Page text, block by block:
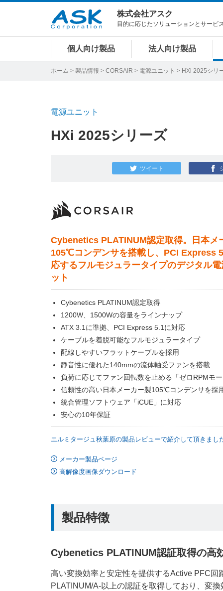
株式会社アスク
目的に応じたソリューションとサービ
個人向け製品 法人向け製品
ホーム > 製品情報 > CORSAIR > 電源ユニット > HXi 2025シリ
電源ユニット
HXi 2025シリーズ
ツイート
Cybenetics PLATINUM認定取得。日本メ
105℃コンデンサを搭載し、PCI Express
応するフルモジュラータイプのデジタル
ット
Cybenetics PLATINUM認定取得
1200W、1500Wの容量をラインナップ
ATX 3.1に準拠、PCI Express 5.1に対応
ケーブルを着脱可能なフルモジュラータイプ
配線しやすいフラットケーブルを採用
静音性に優れた140mmの流体軸受ファンを搭載
負荷に応じてファン回転数を止める「ゼロRPMモ
信頼性の高い日本メーカー製105℃コンデンサを採
統合管理ソフトウェア「iCUE」に対応
安心の10年保証
エルミタージュ秋葉原の製品レビューで紹介して頂きまし
メーカー製品ページ
高解像度画像ダウンロード
製品特徴
Cybenetics PLATINUM認証取得の高
高い変換効率と安定性を提供するActive PFC回
PLATINUM/A-以上の認証を取得しており、変